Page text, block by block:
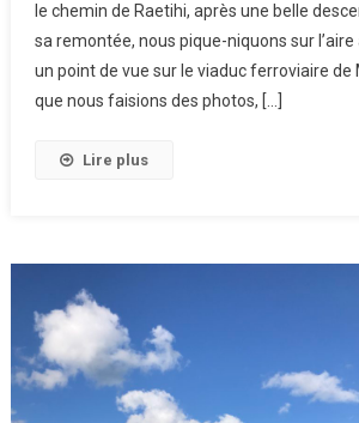
le chemin de Raetihi, après une belle
sa remontée, nous pique-niquons sur
un point de vue sur le viaduc ferroviaire de
que nous faisions des photos, […]
Lire plus